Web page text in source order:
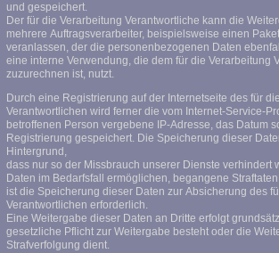
und gespeichert.
Der für die Verarbeitung Verantwortliche kann die
mehrere Auftragsverarbeiter, beispielsweise einen
veranlassen, der die personenbezogenen Daten
eine interne Verwendung, die dem für die Verarbeitung
zuzurechnen ist, nutzt.
Durch eine Registrierung auf der Internetseite des für
Verantwortlichen wird ferner die vom Internet-Service-
betroffenen Person vergebene IP-Adresse, das Datum
Registrierung gespeichert. Die Speicherung dieser
Hintergrund,
dass nur so der Missbrauch unserer Dienste verhindert
Daten im Bedarfsfall ermöglichen, begangene
ist die Speicherung dieser Daten zur Absicherung des
Verantwortlichen erforderlich.
Eine Weitergabe dieser Daten an Dritte erfolgt
gesetzliche Pflicht zur Weitergabe besteht oder die
Strafverfolgung dient.